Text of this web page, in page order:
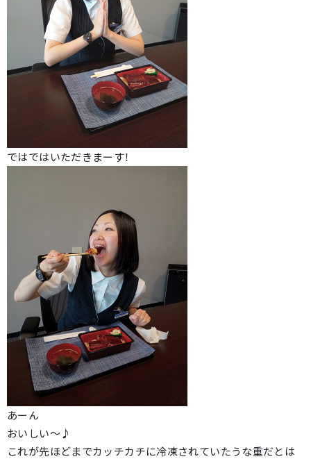
ではではいただきまーす！
あーん
おいしい～♪
これが先ほどまでカッチカチに冷凍されていたうな重だとは